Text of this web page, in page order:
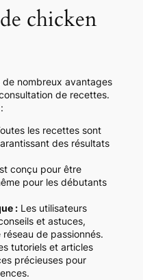
chicken
nombreux avantages
de recettes.
les recettes sont
des résultats
conçu pour être
pour les débutants
:Les utilisateurs
et astuces,
de passionnés.
tutoriels et articles
précieuses pour